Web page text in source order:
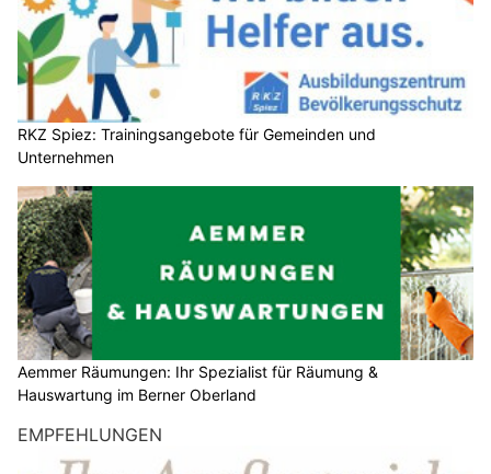
RKZ Spiez: Trainingsangebote für Gemeinden und
Unternehmen
Aemmer Räumungen: Ihr Spezialist für Räumung &
Hauswartung im Berner Oberland
EMPFEHLUNGEN